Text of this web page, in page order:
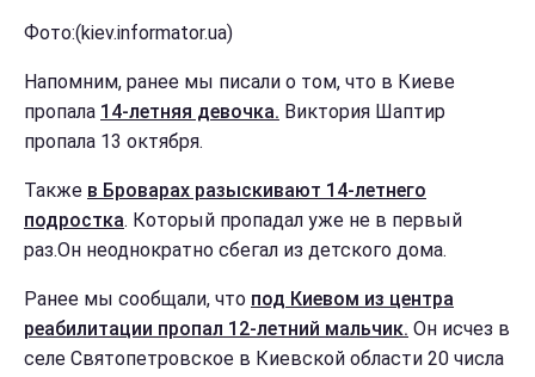
Фото:(kiev.informator.ua)
Напомним, ранее мы писали о том, что в Киеве
пропала 14-летняя девочка. Виктория Шаптир
пропала 13 октября.
Также в Броварах разыскивают 14-летнего
подростка. Который пропадал уже не в первый
раз.Он неоднократно сбегал из детского дома.
Ранее мы сообщали, что под Киевом из центра
реабилитации пропал 12-летний мальчик. Он исчез в
селе Святопетровское в Киевской области 20 числа